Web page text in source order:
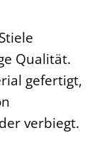
Qualität.
gefertigt,
verbiegt.